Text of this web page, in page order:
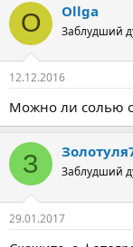
O Ollga
Заблудший
12.12.2016
Можно ли солью
З Заблудший
29.01.2017